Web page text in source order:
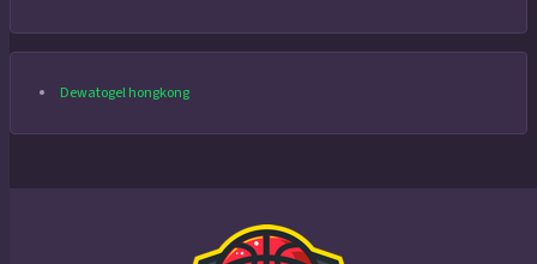
Dewatogel hongkong